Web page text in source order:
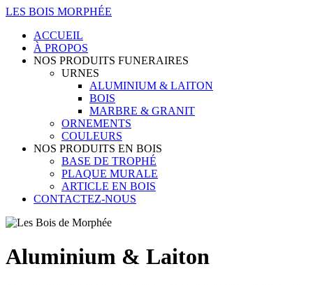
LES BOIS MORPHÉE
ACCUEIL
À PROPOS
NOS PRODUITS FUNERAIRES
URNES
ALUMINIUM & LAITON
BOIS
MARBRE & GRANIT
ORNEMENTS
COULEURS
NOS PRODUITS EN BOIS
BASE DE TROPHÉ
PLAQUE MURALE
ARTICLE EN BOIS
CONTACTEZ-NOUS
Aluminium & Laiton